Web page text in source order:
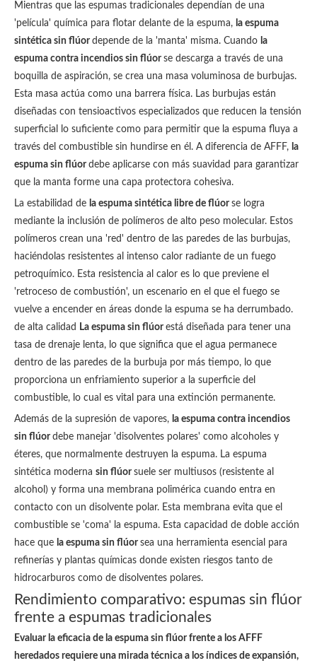
Mientras que las espumas tradicionales dependían de una
'película' química para flotar delante de la espuma, la espuma
sintética sin flúordepende de la 'manta' misma. Cuando la
espuma contra incendios sin flúorse descarga a través de una
boquilla de aspiración, se crea una masa voluminosa de burbujas.
Esta masa actúa como una barrera física. Las burbujas están
diseñadas con tensioactivos especializados que reducen la tensión
superficial lo suficiente como para permitir que la espuma fluya a
través del combustible sin hundirse en él. A diferencia de AFFF, la
espuma sin flúordebe aplicarse con más suavidad para garantizar
que la manta forme una capa protectora cohesiva.
La estabilidad de la espuma sintética libre de flúorse logra
mediante la inclusión de polímeros de alto peso molecular. Estos
polímeros crean una 'red' dentro de las paredes de las burbujas,
haciéndolas resistentes al intenso calor radiante de un fuego
petroquímico. Esta resistencia al calor es lo que previene el
'retroceso de combustión', un escenario en el que el fuego se
vuelve a encender en áreas donde la espuma se ha derrumbado.
de alta calidad
La espuma sin flúorestá diseñada para tener una
tasa de drenaje lenta, lo que significa que el agua permanece
dentro de las paredes de la burbuja por más tiempo, lo que
proporciona un enfriamiento superior a la superficie del
combustible, lo cual es vital para una extinción permanente.
Además de la supresión de vapores, la espuma contra incendios
sin flúordebe manejar 'disolventes polares' como alcoholes y
éteres, que normalmente destruyen la espuma. La espuma
sintética moderna sin flúorsuele ser multiusos (resistente al
alcohol) y forma una membrana polimérica cuando entra en
contacto con un disolvente polar. Esta membrana evita que el
combustible se 'coma' la espuma. Esta capacidad de doble acción
hace que la espuma sin flúorsea una herramienta esencial para
refinerías y plantas químicas donde existen riesgos tanto de
hidrocarburos como de disolventes polares.
Rendimiento comparativo: espumas sin flúor
frente a espumas tradicionales
Evaluar la eficacia de la espuma sin flúor frente a los AFFF
heredados requiere una mirada técnica a los índices de expansión,